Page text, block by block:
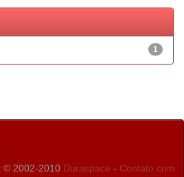
1
© 2002-2010 Duraspace - Contato com